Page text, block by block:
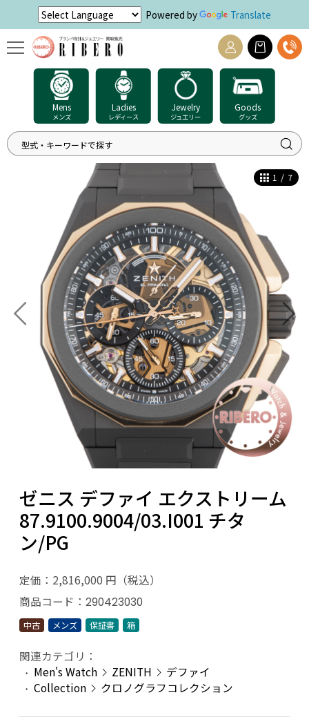
Powered by Translate
Mens
メンズ
Ladies
レディース
Jewelry
ジュエリー
Goods
グッズ
1 / 7
ゼニス デファイ エクストリーム
87.9100.9004/03.I001 チタ
ン/PG
定価：2,816,000 円（税込）
商品コード： 290423030
中古 メンズ 保証書 箱
関連カテゴリ：
Men's Watch
ZENITH
デファイ
Collection
クロノグラフコレクション